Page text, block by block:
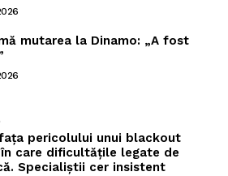
mutarea la Dinamo: „A fost
pericolului unui blackout
care dificultățile legate de
Specialiștii cer insistent